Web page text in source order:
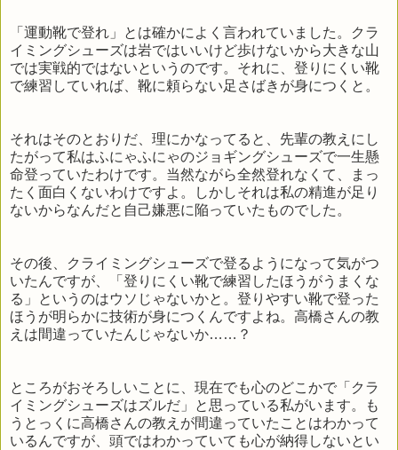
「運動靴で登れ」とは確かによく言われていました。クラ
イミングシューズは岩ではいいけど歩けないから大きな山
では実戦的ではないというのです。それに、登りにくい靴
で練習していれば、靴に頼らない足さばきが身につくと。
それはそのとおりだ、理にかなってると、先輩の教えにし
たがって私はふにゃふにゃのジョギングシューズで一生懸
命登っていたわけです。当然ながら全然登れなくて、まっ
たく面白くないわけですよ。しかしそれは私の精進が足り
ないからなんだと自己嫌悪に陥っていたものでした。
その後、クライミングシューズで登るようになって気がつ
いたんですが、「登りにくい靴で練習したほうがうまくな
る」というのはウソじゃないかと。登りやすい靴で登った
ほうが明らかに技術が身につくんですよね。高橋さんの教
えは間違っていたんじゃないか……？
ところがおそろしいことに、現在でも心のどこかで「クラ
イミングシューズはズルだ」と思っている私がいます。も
うとっくに高橋さんの教えが間違っていたことはわかって
いるんですが、頭ではわかっていても心が納得しないとい